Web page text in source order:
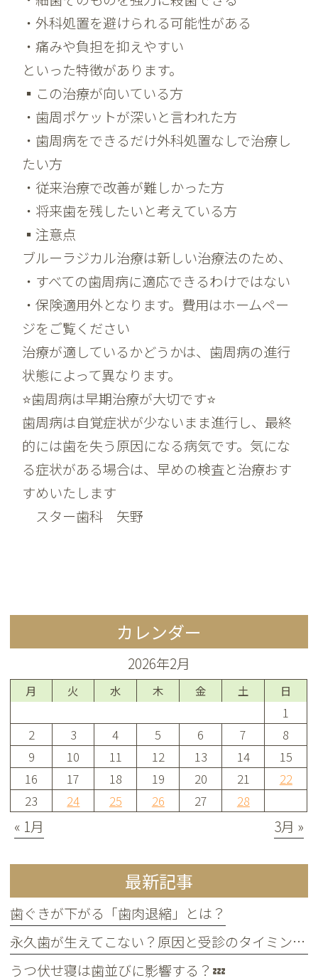
・外科処置を避けられる可能性がある
・痛みや負担を抑えやすい
といった特徴があります。
▪️この治療が向いている方
・歯周ポケットが深いと言われた方
・歯周病をできるだけ外科処置なしで治療し
たい方
・従来治療で改善が難しかった方
・将来歯を残したいと考えている方
▪️注意点
ブルーラジカル治療は新しい治療法のため、
・すべての歯周病に適応できるわけではない
・保険適用外となります。費用はホームペー
ジをご覧ください
治療が適しているかどうかは、歯周病の進行
状態によって異なります。
⭐️歯周病は早期治療が大切です⭐️
歯周病は自覚症状が少ないまま進行し、最終
的には歯を失う原因になる病気です。気にな
る症状がある場合は、早めの検査と治療おす
すめいたします
スター歯科 矢野
カレンダー
2026年2月
月 火 水 木 金 土 日
1
2
3 4 5 6 7
8
9
10 11 12 13 14
15
16
17 18 19 20 21
22
23
24 25 26 27 28
« 1月 3月 »
最新記事
歯ぐきが下がる「歯肉退縮」とは？
永久歯が生えてこない？原因と受診のタイミングについて
うつ伏せ寝は歯並びに影響する？💤